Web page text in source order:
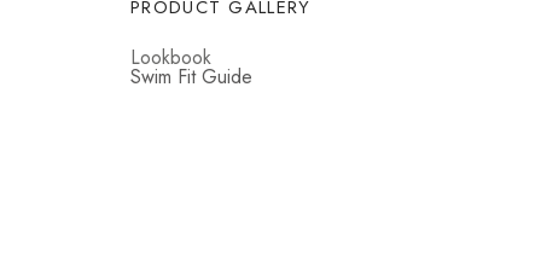
PRODUCT GALLERY
Lookbook
Swim Fit Guide